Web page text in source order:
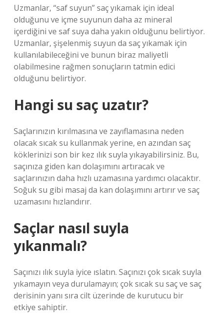
Uzmanlar, “saf suyun” saç yıkamak için ideal
olduğunu ve içme suyunun daha az mineral
içerdiğini ve saf suya daha yakın olduğunu belirtiyor.
Uzmanlar, şişelenmiş suyun da saç yıkamak için
kullanılabileceğini ve bunun biraz maliyetli
olabilmesine rağmen sonuçların tatmin edici
olduğunu belirtiyor.
Hangi su saç uzatır?
Saçlarınızın kırılmasına ve zayıflamasına neden
olacak sıcak su kullanmak yerine, en azından saç
köklerinizi son bir kez ılık suyla yıkayabilirsiniz. Bu,
saçınıza giden kan dolaşımını artıracak ve
saçlarınızın daha hızlı uzamasına yardımcı olacaktır.
Soğuk su gibi masaj da kan dolaşımını artırır ve saç
uzamasını hızlandırır.
Saçlar nasıl suyla
yıkanmalı?
Saçınızı ılık suyla iyice ıslatın. Saçınızı çok sıcak suyla
yıkamayın veya durulamayın; çok sıcak su saç ve saç
derisinin yanı sıra cilt üzerinde de kurutucu bir
etkiye sahiptir.